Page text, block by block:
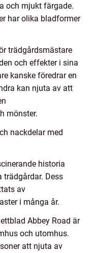
och mjukt färgade.
har olika bladformer
trädgårdsmästare
och effekter i sina
kanske föredrar en
kan njuta av att
mönster.
nackdelar med
historia
trädgårdar. Dess
av
i många år.
Abbey Road är
och utomhus.
att njuta av